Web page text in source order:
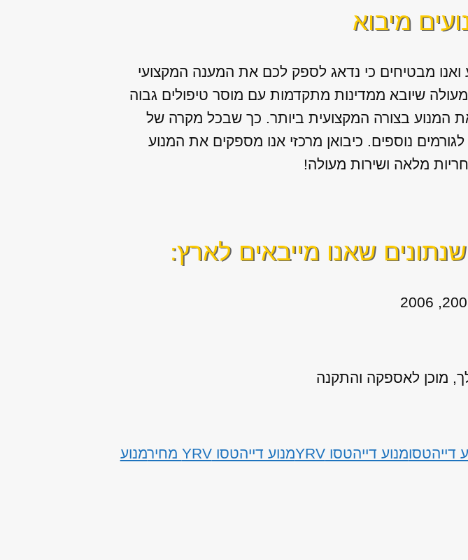
מיבוא
מבטיחים כי נדאג לספק לכם את המענה המקצועי
שיובא ממדינות מתקדמות עם מוסר טיפולים גבוה
את המנוע בצורה המקצועית ביותר. כך שבכל מקרה של
נוספים. כיבואן מרכזי אנו מספקים את המנוע
מלאה ושירות מעולה!
שאנו מייבאים לארץ:
מוכן לאספקה והתקנה
דייהטסומנוע דייהטסו YRV מנוע דייהטסו YRV מחיר
מנוע